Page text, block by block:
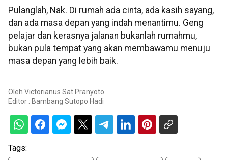
Pulanglah, Nak. Di rumah ada cinta, ada kasih sayang,
dan ada masa depan yang indah menantimu. Geng
pelajar dan kerasnya jalanan bukanlah rumahmu,
bukan pula tempat yang akan membawamu menuju
masa depan yang lebih baik.
Oleh Victorianus Sat Pranyoto
Editor : Bambang Sutopo Hadi
Tags: